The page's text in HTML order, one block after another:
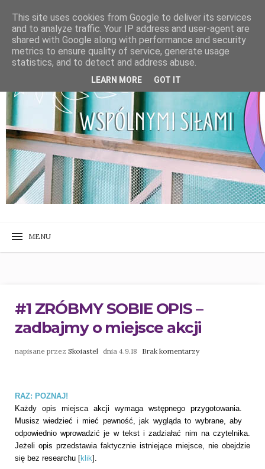
#1 ZRÓBMY SOBIE OPIS –
zadbajmy o miejsce akcji
napisane przez Skoiastel dnia 4.9.18 Brak komentarzy
RAZ: POZNAJ!
Każdy opis miejsca akcji wymaga wstępnego przygotowania.
Musisz wiedzieć i mieć pewność, jak wygląda to wybrane, aby
odpowiednio wprowadzić je w tekst i zadziałać nim na czytelnika.
Jeżeli opis przedstawia faktycznie istniejące miejsce, nie obejdzie
się bez researchu [klik].
This site uses cookies from Google to deliver its services
and to analyze traffic. Your IP address and user-agent are
shared with Google along with performance and security
metrics to ensure quality of service, generate usage
statistics, and to detect and address abuse.
LEARN MORE GOT IT